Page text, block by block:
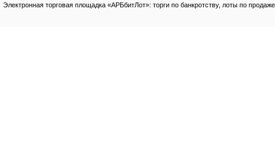
Электронная торговая площадка «АРБбитЛот»: торги по банкротству, лоты по